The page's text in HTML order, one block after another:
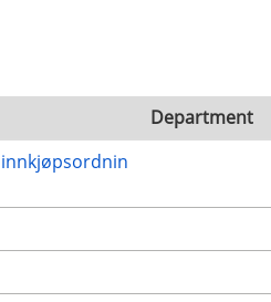
Department
innkjøpsordnin